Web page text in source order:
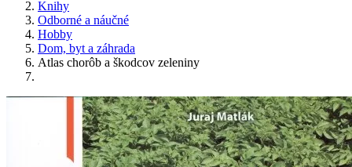
Knihy
Odborné a náučné
Hobby
Dom, byt a záhrada
Atlas chorôb a škodcov zeleniny